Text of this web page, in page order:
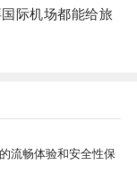
际机场都能给旅
流畅体验和安全性保